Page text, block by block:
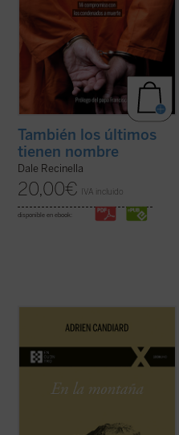
También los últimos
tienen nombre
Dale Recinella
20,00€ IVA incluido
disponible en ebook:
Adrien Candiard nos conduce al corazón
proclama las Bienaventuranzas y propone
exigencias que parecen inalcanzables: